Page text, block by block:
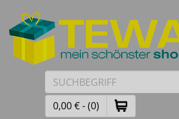
0,00 € - (0)